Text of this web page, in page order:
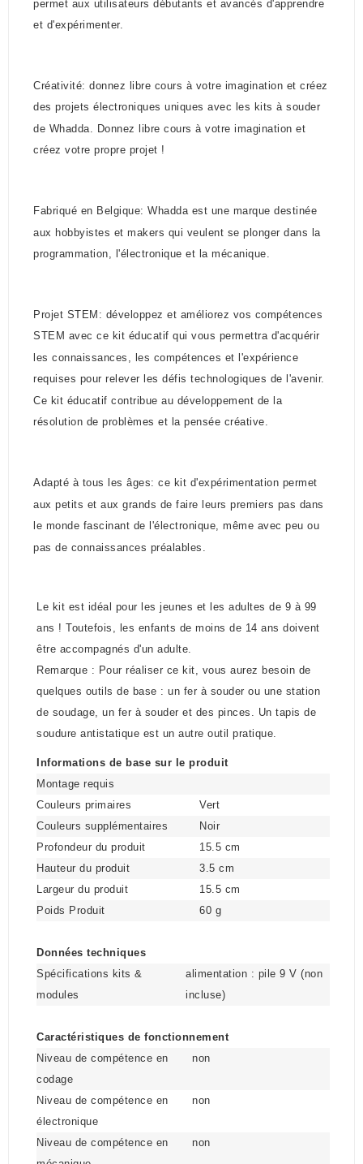
permet aux utilisateurs débutants et avancés d'apprendre
et d'expérimenter.
Créativité: donnez libre cours à votre imagination et créez
des projets électroniques uniques avec les kits à souder
de Whadda. Donnez libre cours à votre imagination et
créez votre propre projet !
Fabriqué en Belgique: Whadda est une marque destinée
aux hobbyistes et makers qui veulent se plonger dans la
programmation, l'électronique et la mécanique.
Projet STEM: développez et améliorez vos compétences
STEM avec ce kit éducatif qui vous permettra d'acquérir
les connaissances, les compétences et l'expérience
requises pour relever les défis technologiques de l'avenir.
Ce kit éducatif contribue au développement de la
résolution de problèmes et la pensée créative.
Adapté à tous les âges: ce kit d'expérimentation permet
aux petits et aux grands de faire leurs premiers pas dans
le monde fascinant de l'électronique, même avec peu ou
pas de connaissances préalables.
Le kit est idéal pour les jeunes et les adultes de 9 à 99
ans ! Toutefois, les enfants de moins de 14 ans doivent
être accompagnés d'un adulte.
Remarque : Pour réaliser ce kit, vous aurez besoin de
quelques outils de base : un fer à souder ou une station
de soudage, un fer à souder et des pinces. Un tapis de
soudure antistatique est un autre outil pratique.
Informations de base sur le produit
Montage requis
Couleurs primaires
Vert
Couleurs supplémentaires
Noir
Profondeur du produit
15.5 cm
Hauteur du produit
3.5 cm
Largeur du produit
15.5 cm
Poids Produit
60 g
Données techniques
Spécifications kits &
modules
alimentation : pile 9 V (non
incluse)
Caractéristiques de fonctionnement
Niveau de compétence en
codage
non
Niveau de compétence en
électronique
non
Niveau de compétence en
non